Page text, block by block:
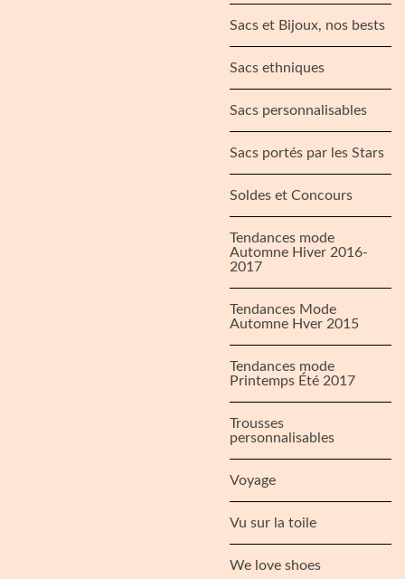
Sacs et Bijoux, nos bests
Sacs ethniques
Sacs personnalisables
Sacs portés par les Stars
Soldes et Concours
Tendances mode
Automne Hiver 2016-
2017
Tendances Mode
Automne Hver 2015
Tendances mode
Printemps Été 2017
Trousses
personnalisables
Voyage
Vu sur la toile
We love shoes